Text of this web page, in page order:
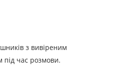
з вивіреним
під час розмови.